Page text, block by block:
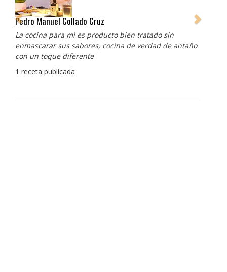
Pedro Manuel Collado Cruz
La cocina para mi es producto bien tratado sin
enmascarar sus sabores, cocina de verdad de antaño
con un toque diferente
1 receta publicada